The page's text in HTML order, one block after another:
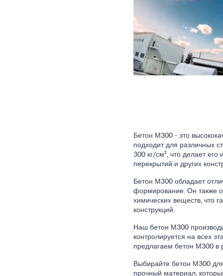
Бетон М300 - это
подходит для различных
300 кг/см², что делает
перекрытий и других
Бетон М300 обладает
формирование. Он также
химических веществ, что
конструкций.
Наш бетон М300
контролируется на всех
предлагаем бетон М300 в
Выбирайте бетон М300
прочный материал,